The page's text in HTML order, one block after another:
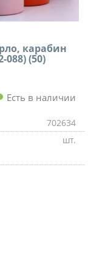
карабин
(50)
Есть в наличии
702634
шт.